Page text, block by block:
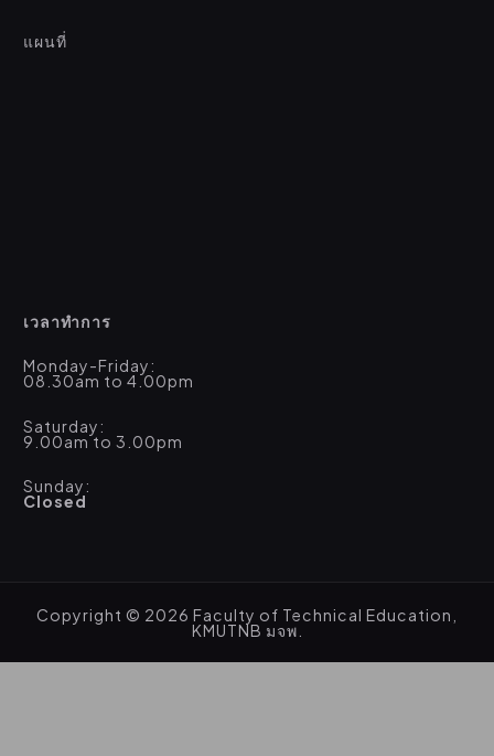
แผนที่
เวลาทำการ
Monday-Friday:
08.30am to 4.00pm
Saturday:
9.00am to 3.00pm
Sunday:
Closed
Copyright © 2026 Faculty of Technical Education,
KMUTNB มจพ.